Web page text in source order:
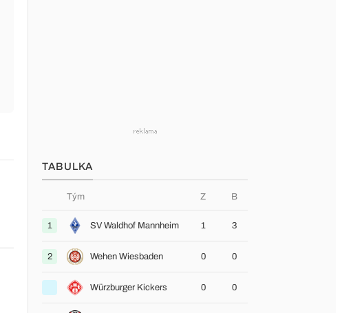
TABULKA
Tým Z B
1 SV Waldhof Mannheim 1 3
2 Wehen Wiesbaden 0 0
Würzburger Kickers 0 0